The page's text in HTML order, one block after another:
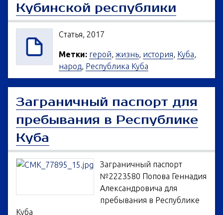
Кубинской республики
Статья, 2017
Метки: герой, жизнь, история, Куба,
народ, Республика Куба
Заграничный паспорт для
пребывания в Республике
Куба
Заграничный паспорт
№2223580 Попова Геннадия
Александровича для
пребывания в Республике
Куба